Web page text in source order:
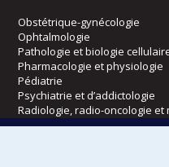
Obstétrique-gynécologie
Ophtalmologie
Pathologie et biologie
Pharmacologie et physiologie
Pédiatrie
Psychiatrie et d’addictologie
Radiologie, radio-oncologie et